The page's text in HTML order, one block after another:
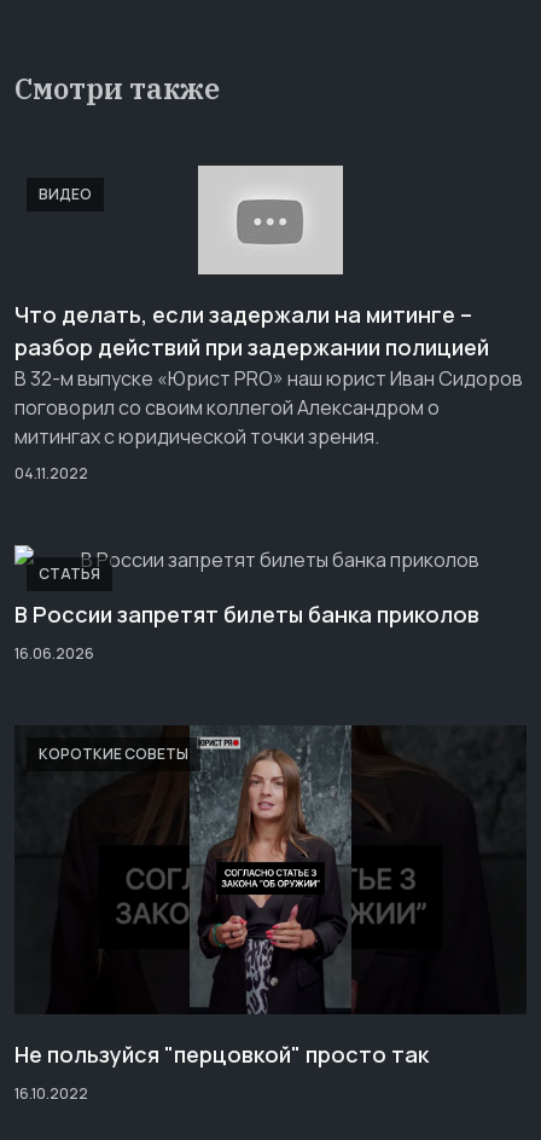
Смотри также
ВИДЕО
Что делать, если задержали на митинге –
разбор действий при задержании полицией
В 32-м выпуске «Юрист PRO» наш юрист Иван Сидоров
поговорил со своим коллегой Александром о
митингах с юридической точки зрения.
04.11.2022
СТАТЬЯ
В России запретят билеты банка приколов
16.06.2026
КОРОТКИЕ СОВЕТЫ
Не пользуйся "перцовкой" просто так
16.10.2022